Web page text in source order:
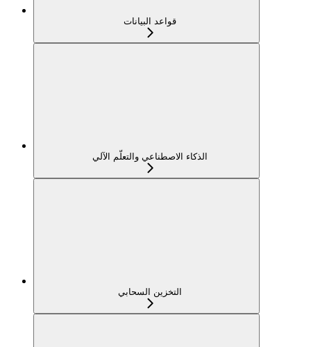
قواعد البيانات
الذكاء الاصطناعي والتعلّم الآلي
التخزين السحابي